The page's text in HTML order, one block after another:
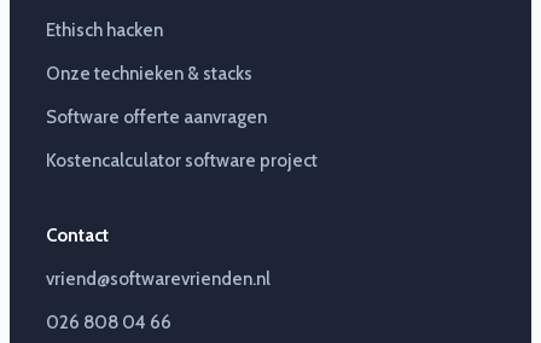
Ethisch hacken
Onze technieken & stacks
Software offerte aanvragen
Kostencalculator software project
Contact
vriend@softwarevrienden.nl
026 808 04 66